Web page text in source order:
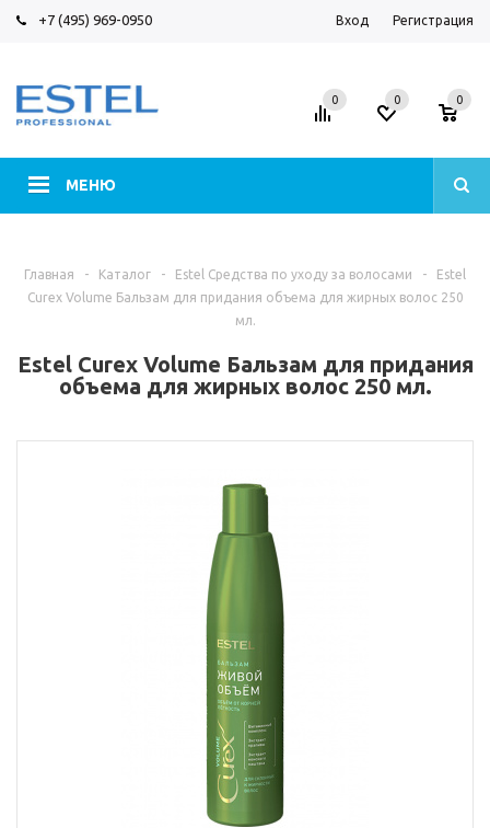
+7 (495) 969-0950 Вход Регистрация
МЕНЮ
0 0 0
Главная - Каталог - Estel Средства по уходу за волосами -
Estel
Curex Volume Бальзам для придания объема для жирных волос 250
мл.
Estel Curex Volume Бальзам для придания
объема для жирных волос 250 мл.